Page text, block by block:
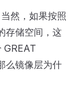
然，如果按照
存储空间，这
GREAT
么镜像层为什